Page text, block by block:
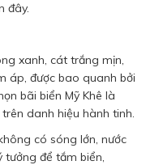
đây.
xanh, cát trắng mịn,
áp, được bao quanh bởi
bãi biển Mỹ Khê là
danh hiệu hành tinh.
có sóng lớn, nước
tưởng để tắm biển,